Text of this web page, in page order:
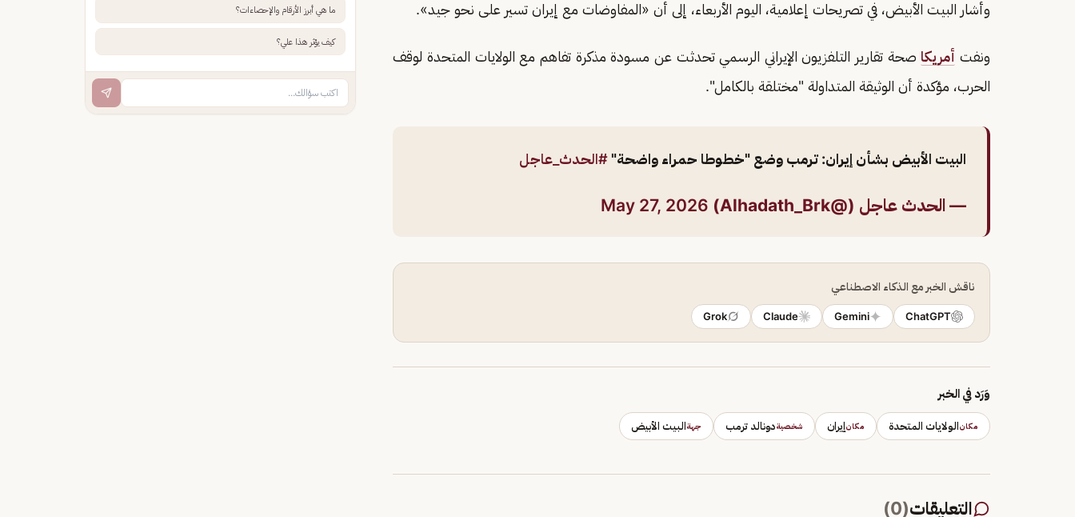
وأشار البيت الأبيض، في تصريحات إعلامية، اليوم الأربعاء، إلى أن «المفاوضات مع إيران تسير على نحو جيد».
ونفت أمريكا صحة تقارير التلفزيون الإيراني الرسمي تحدثت عن مسودة مذكرة تفاهم مع الولايات المتحدة لوقف
الحرب، مؤكدة أن الوثيقة المتداولة "مختلقة بالكامل".
البيت الأبيض بشأن إيران: ترمب وضع "خطوطا حمراء واضحة"#الحدث_عاجل
— الحدث عاجل (@Alhadath_Brk) May 27, 2026
ناقش الخبر مع الذكاء الاصطناعي
ChatGPT
Gemini
Claude
Grok
وَرَد في الخبر
مكانالولايات المتحدة مكانإيران شخصيةدونالد ترمب جهةالبيت الأبيض
التعليقات(
0
)
ما هي أبرز الأرقام والإحصاءات؟
كيف يؤثر هذا علي؟